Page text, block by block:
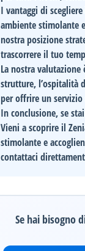
I vantaggi di
ambiente stimolante
nostra posizione
trascorrere il tuo
La nostra
strutture, l’ospitalità
per offrire un
In conclusione, se
Vieni a scoprire il
stimolante e
contattaci
Se hai bisogno